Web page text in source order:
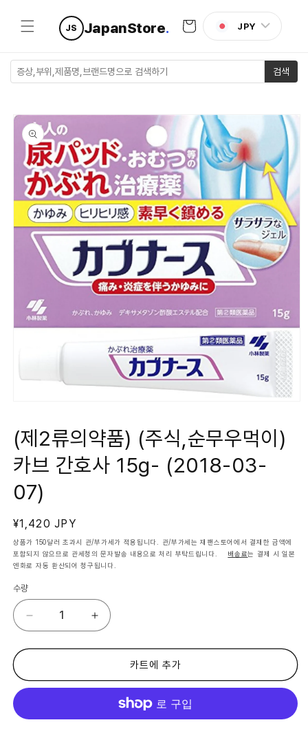
건너뛰기
JS JapanStore.
트
JPY
검색
제품 정보
로 건너뛰
기
서
미
디
어
열
(제2류의약품) (주식,순무우먹이)
카브 간호사 15g- (2018-03-
07)
정
가
¥1,420 JPY
상품가 150달러 초과시 관/부가세가 적용됩니다. 관/부가세는 재팬스토어에서 결재한 금액에
포함되지 않으므로 관세청의 문자발송 내용으로 처리 부탁드립니다. 배송료는 결제 시 일본
엔화로 자동 환산되어 청구됩니다.
수량
2
류
약
식,
(제
2
류
약
식,
카트에 추가